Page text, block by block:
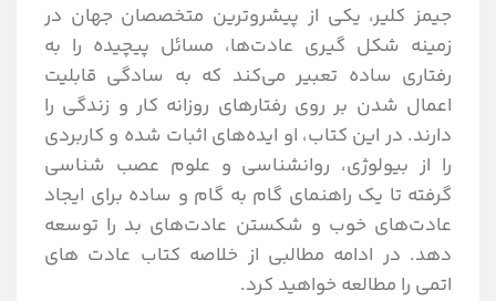
جیمز کلیر، یکی از پیشروترین متخصصان جهان در
زمینه شکل گیری عادت‌ها، مسائل پیچیده را به
رفتاری ساده تعبیر می‌کند که به سادگی قابلیت
اعمال شدن بر روی رفتارهای روزانه کار و زندگی را
دارند. در این کتاب، او ایده‌های اثبات شده و کاربردی
را از بیولوژی، روانشناسی و علوم عصب شناسی
گرفته تا یک راهنمای گام به گام و ساده برای ایجاد
عادت‌های خوب و شکستن عادت‌های بد را توسعه
دهد. در ادامه مطالبی از خلاصه کتاب عادت های
اتمی را مطالعه خواهید کرد.